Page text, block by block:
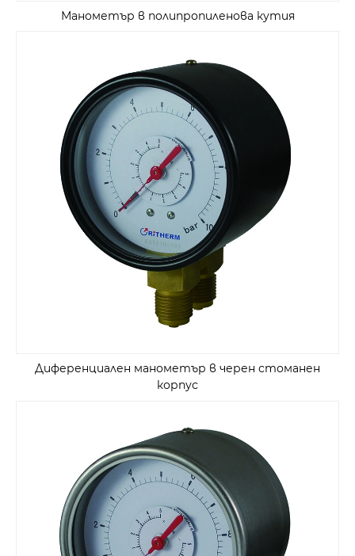
Манометър в полипропиленова кутия
Диференциален манометър в черен стоманен
корпус